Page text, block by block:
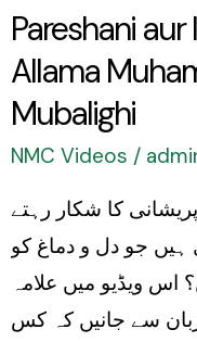
Pareshani
Allama
Mubalighi
NMC Videos /
کا شکار رہتے
جو دل و دماغ کو
ویڈیو میں علامہ
سے جانیں کہ کس